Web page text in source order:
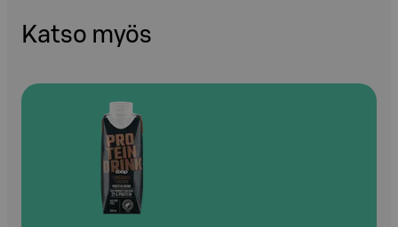
Katso myös